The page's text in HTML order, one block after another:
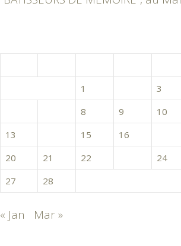
1
3
8 9 10
13
15 16
20
21 22 24
27
28
« Jan Mar »